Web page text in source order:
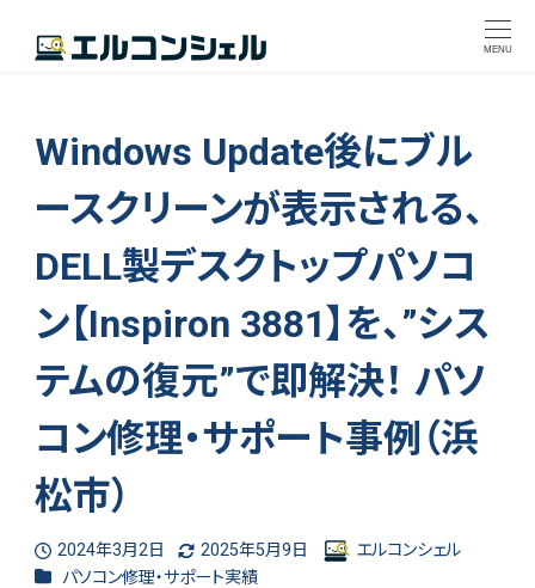
MENU
Windows Update後にブル
ースクリーンが表示される、
DELL製デスクトップパソコ
ン【Inspiron 3881】を、”シス
テムの復元”で即解決！ パソ
コン修理・サポート事例（浜
松市）
投稿日
2024年3月2日
更新日
2025年5月9日
著
エルコンシェル
カテゴリー
パソコン修理・サポート実績